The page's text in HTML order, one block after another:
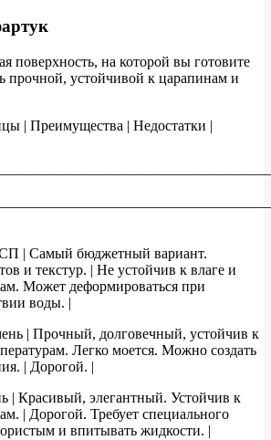
поверхность, на которой вы готовите
прочной, устойчивой к царапинам и
| Преимущества | Недостатки |
| Самый бюджетный вариант.
и текстур. | Не устойчив к влаге и
Может деформироваться при
воды. |
| Прочный, долговечный, устойчив к
Легко моется. Можно создать
| Дорогой. |
| Красивый, элегантный. Устойчив к
| Дорогой. Требует специального
и впитывать жидкости. |